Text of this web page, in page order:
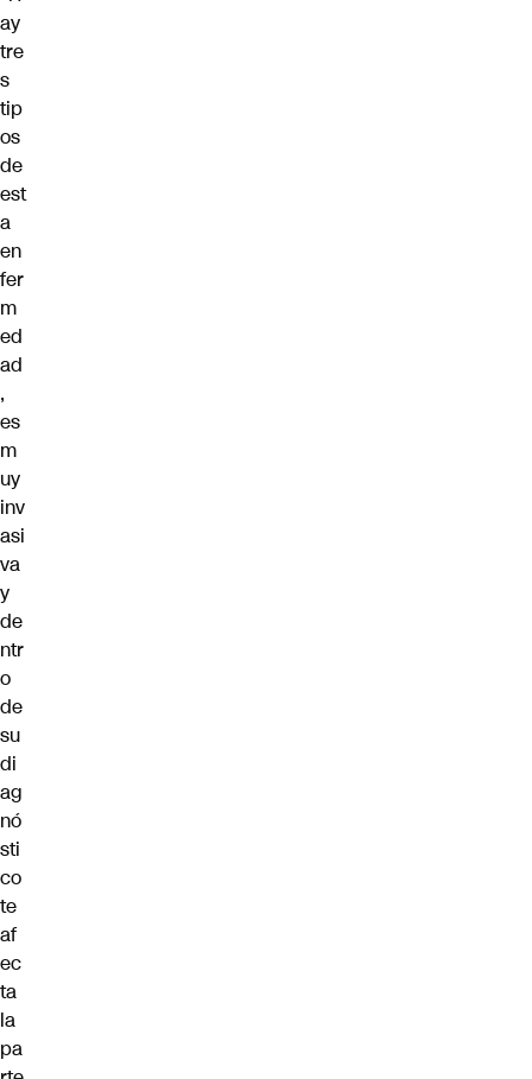
ay
tre
s
tip
os
de
est
a
en
fer
m
ed
ad
,
es
m
uy
inv
asi
va
y
de
ntr
o
de
su
di
ag
nó
sti
co
te
af
ec
ta
la
pa